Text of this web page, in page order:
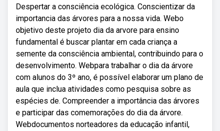
Despertar a consciência ecológica. Conscientizar da
importancia das árvores para a nossa vida. Webo
objetivo deste projeto dia da arvore para ensino
fundamental é buscar plantar em cada criança a
semente da consciência ambiental, contribuindo para o
desenvolvimento. Webpara trabalhar o dia da árvore
com alunos do 3º ano, é possível elaborar um plano de
aula que inclua atividades como pesquisa sobre as
espécies de. Compreender a importância das árvores
e participar das comemorações do dia da árvore.
Webdocumentos norteadores da educação infantil,